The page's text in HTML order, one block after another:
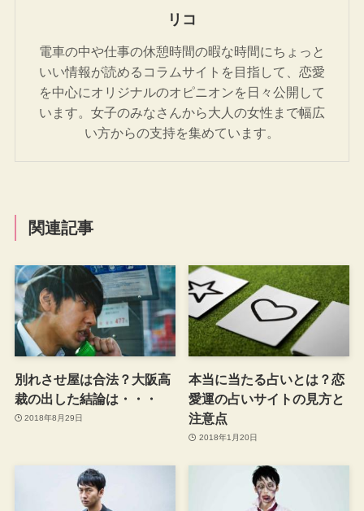
リコ
電車の中や仕事の休憩時間の暇な時間にちょっと
いい情報が読めるコラムサイトを目指して、恋愛
を中心にオリジナルのオピニオンを日々公開して
います。女子のみなさんから大人の女性まで幅広
い方からの支持を集めています。
関連記事
別れさせ屋は合法？大阪高
裁の出した結論は・・・
2018年8月29日
本当に当たる占いとは？恋
愛運の占いサイトの見方と
注意点
2018年1月20日